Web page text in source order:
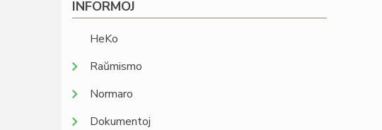
INFORMOJ
HeKo
Raŭmismo
Normaro
Dokumentoj